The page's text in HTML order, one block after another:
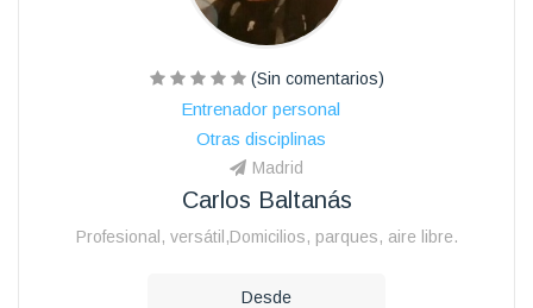
(Sin comentarios)
Entrenador personal
Otras disciplinas
Madrid
Carlos Baltanás
Profesional, versátil,Domicilios, parques, aire libre.
Desde